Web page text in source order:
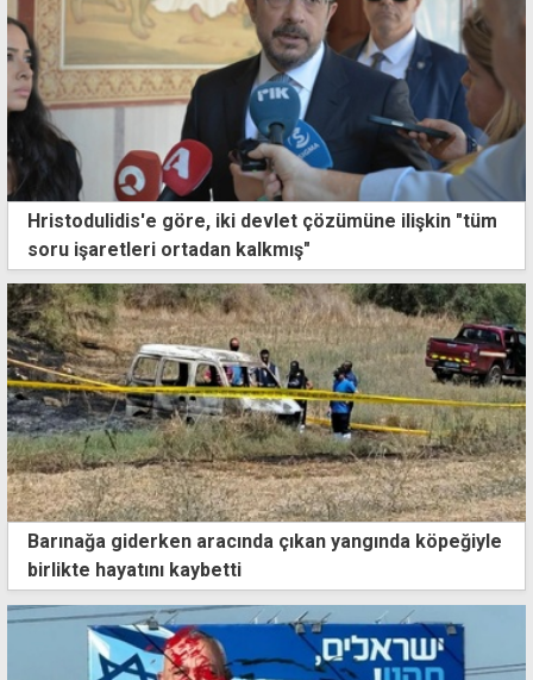
Hristodulidis'e göre, iki devlet çözümüne ilişkin "tüm
soru işaretleri ortadan kalkmış"
Barınağa giderken aracında çıkan yangında köpeğiyle
birlikte hayatını kaybetti